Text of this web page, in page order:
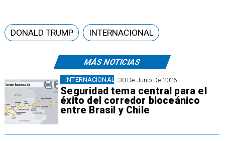
MÁS NOTICIAS
30 De Junio De 2026
Seguridad tema central para el
éxito del corredor bioceánico
entre Brasil y Chile
INTERNACIONAL
DONALD TRUMP INTERNACIONAL